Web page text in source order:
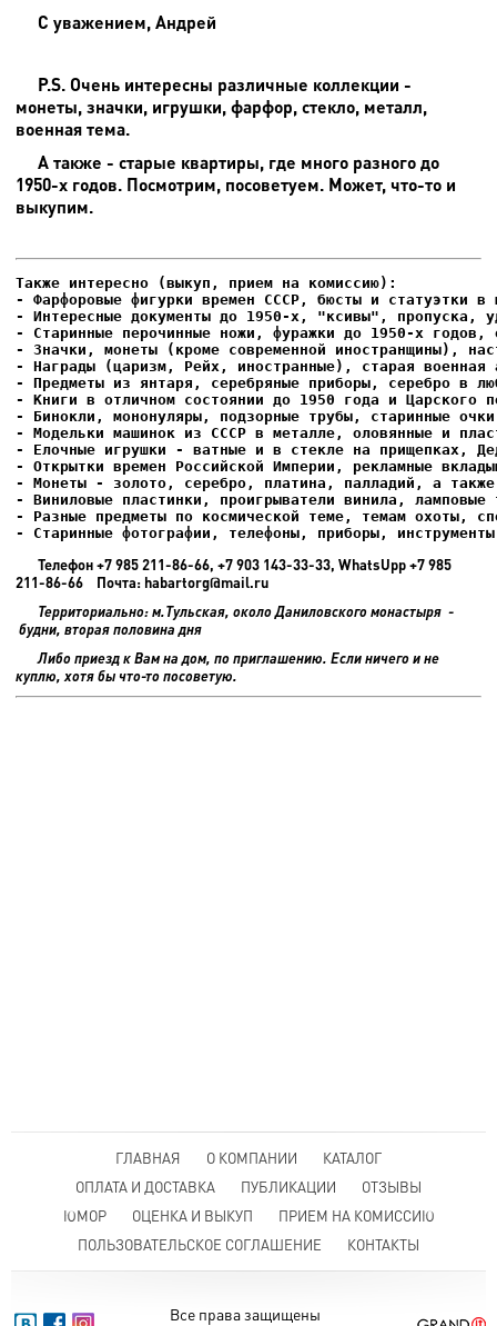
С уважением, Андрей
P.S. Очень интересны различные коллекции -
монеты, значки, игрушки, фарфор, стекло, металл,
военная тема.
А также - старые квартиры, где много разного до
1950-х годов. Посмотрим, посоветуем. Может, что-то и
выкупим.
- Фарфоровые фигурки времен СССР, бюсты и статуэтки в
- Интересные документы до 1950-х, "ксивы", пропуска,
- Елочные игрушки - ватные и в стекле на прищепках,
- Старинные фотографии, телефоны, приборы,
Телефон +7 985 211-86-66, +7 903 143-33-33, WhatsUpp +7 985
211-86-66 Почта: habartorg@mail.ru
Территориально: м.Тульская, около Даниловского монастыря -
будни, вторая половина дня
Либо приезд к Вам на дом, по приглашению. Если ничего и не
куплю, хотя бы что-то посоветую.
ГЛАВНАЯ О КОМПАНИИ
КАТАЛОГ
ОПЛАТА И ДОСТАВКА
ПУБЛИКАЦИИ
ОТЗЫВЫ
ЮМОР
ОЦЕНКА И ВЫКУП
ПРИЕМ НА КОМИССИЮ
ПОЛЬЗОВАТЕЛЬСКОЕ СОГЛАШЕНИЕ
КОНТАКТЫ
Все права защищены